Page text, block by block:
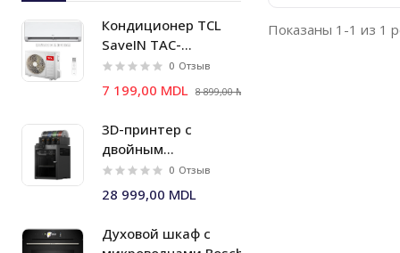
Кондиционер TCL
SaveIN TAC-
09CHSD/ZG11I Inverter
wi-fi
0 Отзыв
7 199,00 MDL 8 899,00 MDL
3D-принтер с
двойным
экструдером и
многоматериальной
Bambu Lab X2D
Combo
0 Отзыв
28 999,00 MDL
Духовой шкаф c
Показаны 1-1 из 1